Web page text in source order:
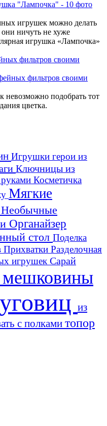
игрушек можно делать
ничуть не хуже
игрушка «Лампочка»
фильтров своими
невозможно подобрать тот
цветка.
Игрушки герои из
Ключницы из
Косметичка
Мягкие
Необычные
Органайзер
стол Поделка
Прихватки Разделочная
игрушек Сарай
мешковины
из
с полками топор